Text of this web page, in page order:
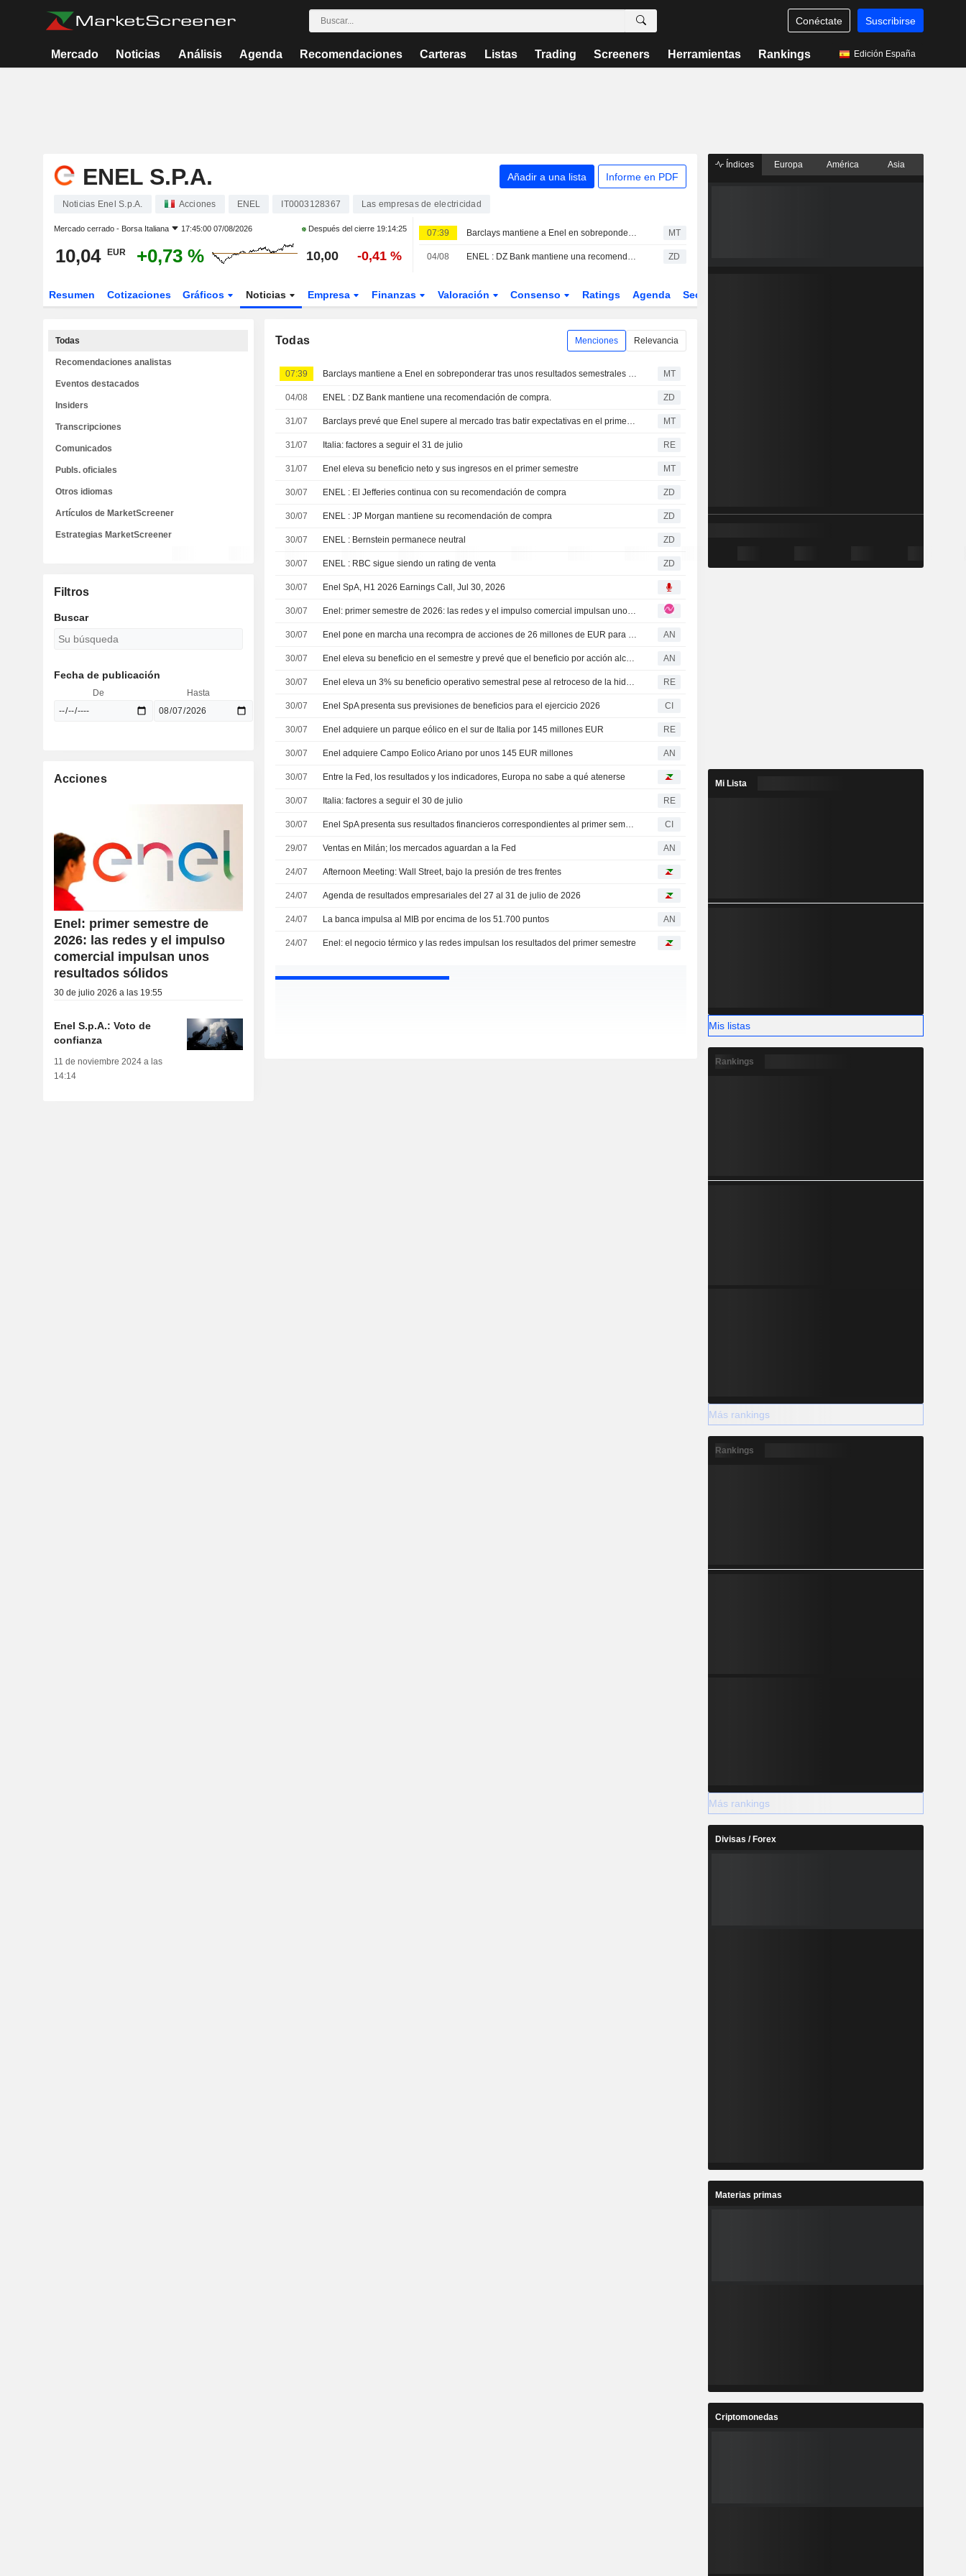
Conéctate Suscribirse
Mercado Noticias Análisis Agenda Recomendaciones Carteras Listas Trading Screeners Herramientas Rankings Edición España
ENEL S.P.A. Añadir a una lista Informe en PDF
Noticias Enel S.p.A. Acciones ENEL IT0003128367 Las empresas de electricidad
Mercado cerrado - Borsa Italiana 17:45:00 07/08/2026 Después del cierre 19:14:25
10,04 EUR +0,73 % 10,00 -0,41 %
07:39 Barclays mantiene a Enel en sobreponderar tras unos resultados semestrales sólidos y la mejora de previsiones para 2026 MT
04/08 ENEL : DZ Bank mantiene una recomendación de compra. ZD
Resumen Cotizaciones Gráficos Noticias Empresa Finanzas Valoración Consenso Ratings Agenda Sector
Todas Menciones Relevancia
07:39 Barclays mantiene a Enel en sobreponderar tras unos resultados semestrales sólidos y la mejora de previsiones para 2026 MT
04/08 ENEL : DZ Bank mantiene una recomendación de compra. ZD
31/07 Barclays prevé que Enel supere al mercado tras batir expectativas en el primer semestre y mantiene su recomendación de sobreponderar MT
31/07 Italia: factores a seguir el 31 de julio RE
31/07 Enel eleva su beneficio neto y sus ingresos en el primer semestre MT
30/07 ENEL : El Jefferies continua con su recomendación de compra ZD
30/07 ENEL : JP Morgan mantiene su recomendación de compra ZD
30/07 ENEL : Bernstein permanece neutral ZD
30/07 ENEL : RBC sigue siendo un rating de venta ZD
30/07 Enel SpA, H1 2026 Earnings Call, Jul 30, 2026
30/07 Enel: primer semestre de 2026: las redes y el impulso comercial impulsan unos resultados sólidos
30/07 Enel pone en marcha una recompra de acciones de 26 millones de EUR para su plan de incentivos a largo plazo 2026 AN
30/07 Enel eleva su beneficio en el semestre y prevé que el beneficio por acción alcance la parte alta de sus previsiones AN
30/07 Enel eleva un 3% su beneficio operativo semestral pese al retroceso de la hidroeléctrica en Italia RE
30/07 Enel SpA presenta sus previsiones de beneficios para el ejercicio 2026 CI
30/07 Enel adquiere un parque eólico en el sur de Italia por 145 millones EUR RE
30/07 Enel adquiere Campo Eolico Ariano por unos 145 EUR millones AN
30/07 Entre la Fed, los resultados y los indicadores, Europa no sabe a qué atenerse
30/07 Italia: factores a seguir el 30 de julio RE
30/07 Enel SpA presenta sus resultados financieros correspondientes al primer semestre de 2026 CI
29/07 Ventas en Milán; los mercados aguardan a la Fed AN
24/07 Afternoon Meeting: Wall Street, bajo la presión de tres frentes
24/07 Agenda de resultados empresariales del 27 al 31 de julio de 2026
24/07 La banca impulsa al MIB por encima de los 51.700 puntos AN
24/07 Enel: el negocio térmico y las redes impulsan los resultados del primer semestre
Todas
Recomendaciones analistas
Eventos destacados
Insiders
Transcripciones
Comunicados
Publs. oficiales
Otros idiomas
Artículos de MarketScreener
Estrategias MarketScreener
Filtros
Buscar
Fecha de publicación
De Hasta
Acciones
Enel: primer semestre de
2026: las redes y el impulso
comercial impulsan unos
resultados sólidos
30 de julio 2026 a las 19:55
Enel S.p.A.: Voto de
confianza
11 de noviembre 2024 a las
14:14
Índices Europa América Asia
Mi Lista
Mis listas
Rankings
Más rankings
Rankings
Más rankings
Divisas / Forex
Materias primas
Criptomonedas